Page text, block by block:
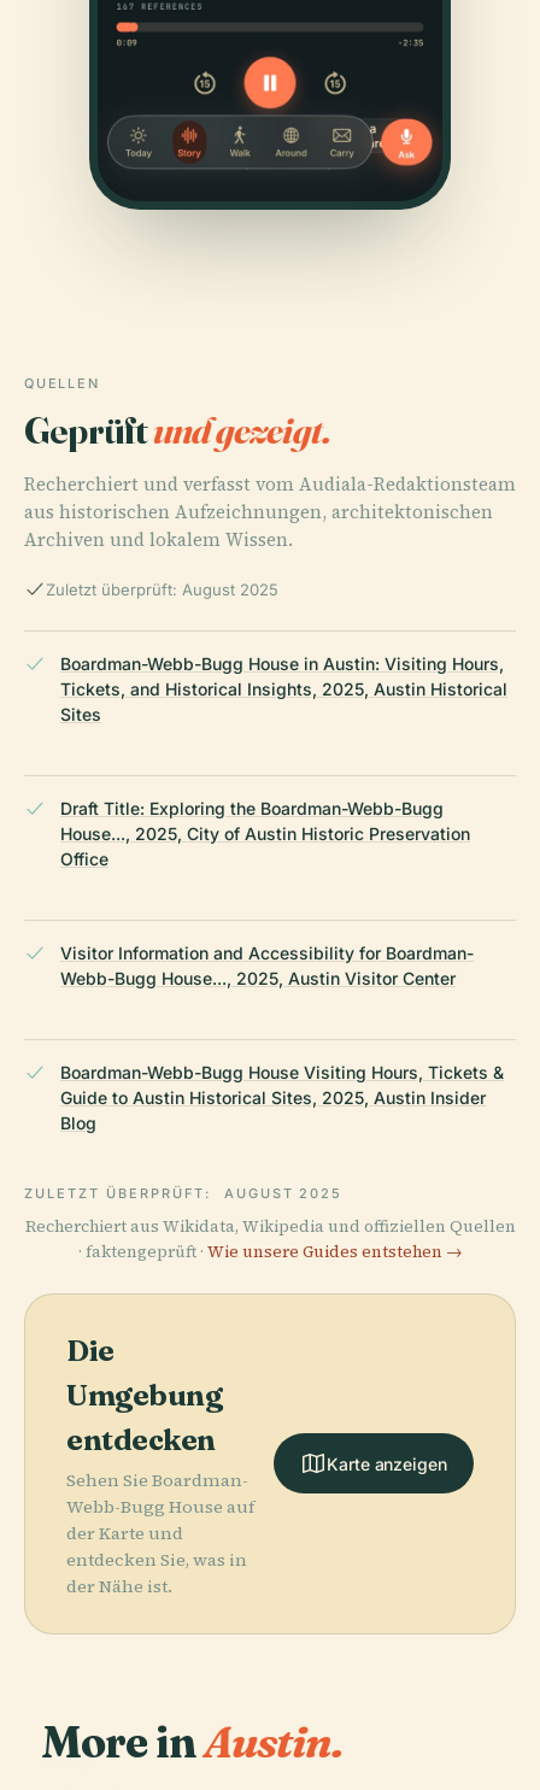
QUELLEN
Geprüftund gezeigt.
Recherchiert und verfasst vom Audiala-Redaktionsteam
aus historischen Aufzeichnungen, architektonischen
Archiven und lokalem Wissen.
Zuletzt überprüft: August 2025
Boardman-Webb-Bugg House in Austin: Visiting Hours,
Tickets, and Historical Insights, 2025, Austin Historical
Sites
Draft Title: Exploring the Boardman-Webb-Bugg
House..., 2025, City of Austin Historic Preservation
Office
Visitor Information and Accessibility for Boardman-
Webb-Bugg House..., 2025, Austin Visitor Center
Boardman-Webb-Bugg House Visiting Hours, Tickets &
Guide to Austin Historical Sites, 2025, Austin Insider
Blog
ZULETZT ÜBERPRÜFT: AUGUST 2025
Recherchiert aus Wikidata, Wikipedia und offiziellen Quellen
· faktengeprüft · Wie unsere Guides entstehen →
Die
Umgebung
entdecken
Sehen Sie Boardman-
Webb-Bugg House auf
der Karte und
entdecken Sie, was in
der Nähe ist.
Karte anzeigen
More inAustin.